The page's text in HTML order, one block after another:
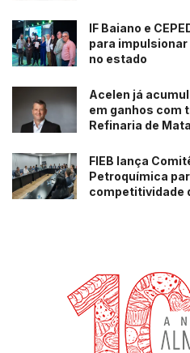
IF Baiano e
para
no estado
Acelen já
em ganhos com
Refinaria de
FIEB lança
Petroquímica
competitividade